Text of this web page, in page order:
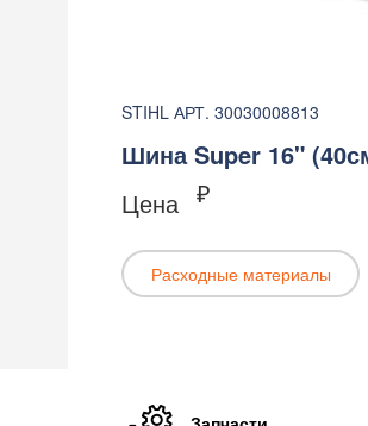
STIHL АРТ. 30030008813
Шина Super 16"
Цена ₽
Расходные материалы